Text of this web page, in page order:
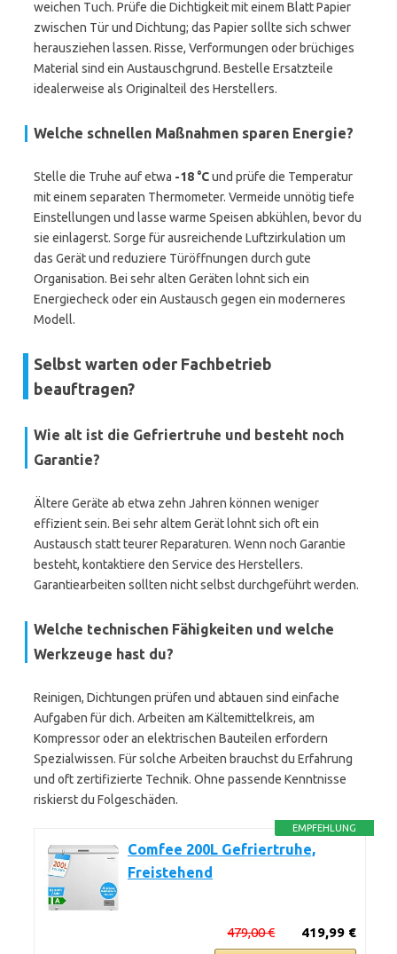
weichen Tuch. Prüfe die Dichtigkeit mit einem Blatt Papier
zwischen Tür und Dichtung; das Papier sollte sich schwer
herausziehen lassen. Risse, Verformungen oder brüchiges
Material sind ein Austauschgrund. Bestelle Ersatzteile
idealerweise als Originalteil des Herstellers.
Welche schnellen Maßnahmen sparen Energie?
Stelle die Truhe auf etwa -18 °Cund prüfe die Temperatur
mit einem separaten Thermometer. Vermeide unnötig tiefe
Einstellungen und lasse warme Speisen abkühlen, bevor du
sie einlagerst. Sorge für ausreichende Luftzirkulation um
das Gerät und reduziere Türöffnungen durch gute
Organisation. Bei sehr alten Geräten lohnt sich ein
Energiecheck oder ein Austausch gegen ein moderneres
Modell.
Selbst warten oder Fachbetrieb
beauftragen?
Wie alt ist die Gefriertruhe und besteht noch
Garantie?
Ältere Geräte ab etwa zehn Jahren können weniger
effizient sein. Bei sehr altem Gerät lohnt sich oft ein
Austausch statt teurer Reparaturen. Wenn noch Garantie
besteht, kontaktiere den Service des Herstellers.
Garantiearbeiten sollten nicht selbst durchgeführt werden.
Welche technischen Fähigkeiten und welche
Werkzeuge hast du?
Reinigen, Dichtungen prüfen und abtauen sind einfache
Aufgaben für dich. Arbeiten am Kältemittelkreis, am
Kompressor oder an elektrischen Bauteilen erfordern
Spezialwissen. Für solche Arbeiten brauchst du Erfahrung
und oft zertifizierte Technik. Ohne passende Kenntnisse
riskierst du Folgeschäden.
EMPFEHLUNG
Comfee 200L Gefriertruhe,
Freistehend
419,99 €
479,00 €